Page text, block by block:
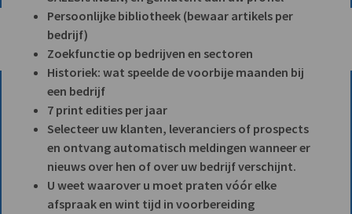
Persoonlijke bibliotheek (bewaar artikels per
bedrijf)
Zoekfunctie op bedrijven en sectoren
Historiek: wat speelde de voorbije maanden bij
een bedrijf
7 print edities per jaar
Selecteer uw klanten, leveranciers of prospects
en ontvang automatisch meldingen wanneer er
nieuws over hen of over uw bedrijf verschijnt.
U weet waarover u moet praten vóór elke
afspraak en wint tijd in voorbereiding